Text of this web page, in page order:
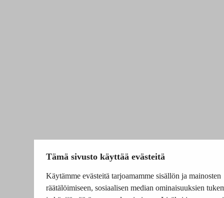
Tämä sivusto käyttää evästeitä
Käytämme evästeitä tarjoamamme sisällön ja mainosten
räätälöimiseen, sosiaalisen median ominaisuuksien